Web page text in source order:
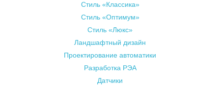
Стиль «Классика»
Стиль «Оптимум»
Стиль «Люкс»
Ландшафтный дизайн
Проектирование автоматики
Разработка РЭА
Датчики